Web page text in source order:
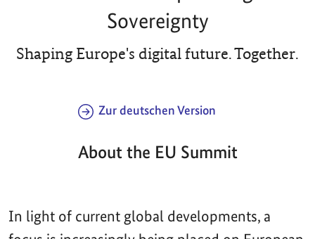
Sovereignty
Shaping Europe's digital future. Together.
Zur deutschen Version
About the EU Summit
In light of current global developments, a